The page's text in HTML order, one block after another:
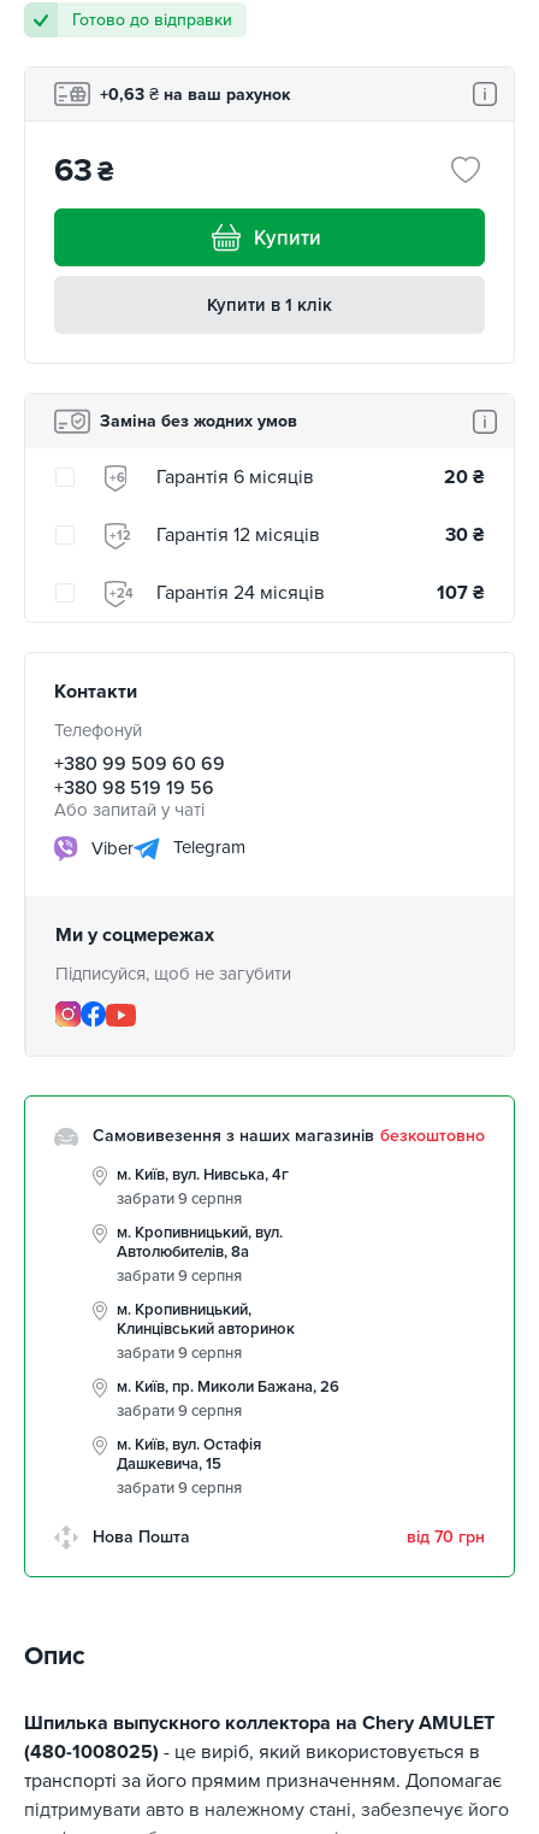
Готово до відправки
+0,63 ₴ на ваш рахунок
63₴
Купити
Купити в 1 клік
Заміна без жодних умов
+6 Гарантія 6 місяців 20 ₴
+12 Гарантія 12 місяців 30 ₴
+24 Гарантія 24 місяців 107 ₴
Контакти
Телефонуй
+380 99 509 60 69
+380 98 519 19 56
Або запитай у чаті
Viber
Telegram
Ми у соцмережах
Підписуйся, щоб не загубити
Самовивезення з наших магазинів безкоштовно
м. Київ, вул. Нивська, 4г
забрати 9 серпня
м. Кропивницький, вул.
Автолюбителів, 8а
забрати 9 серпня
м. Кропивницький,
Клинцівський авторинок
забрати 9 серпня
м. Київ, пр. Миколи Бажана, 26
забрати 9 серпня
м. Київ, вул. Остафія
Дашкевича, 15
забрати 9 серпня
Нова Пошта від 70 грн
Опис
Шпилька выпускного коллектора на Chery AMULET
(480-1008025) - це виріб, який використовується в
транспорті за його прямим призначенням. Допомагає
підтримувати авто в належному стані, забезпечує його